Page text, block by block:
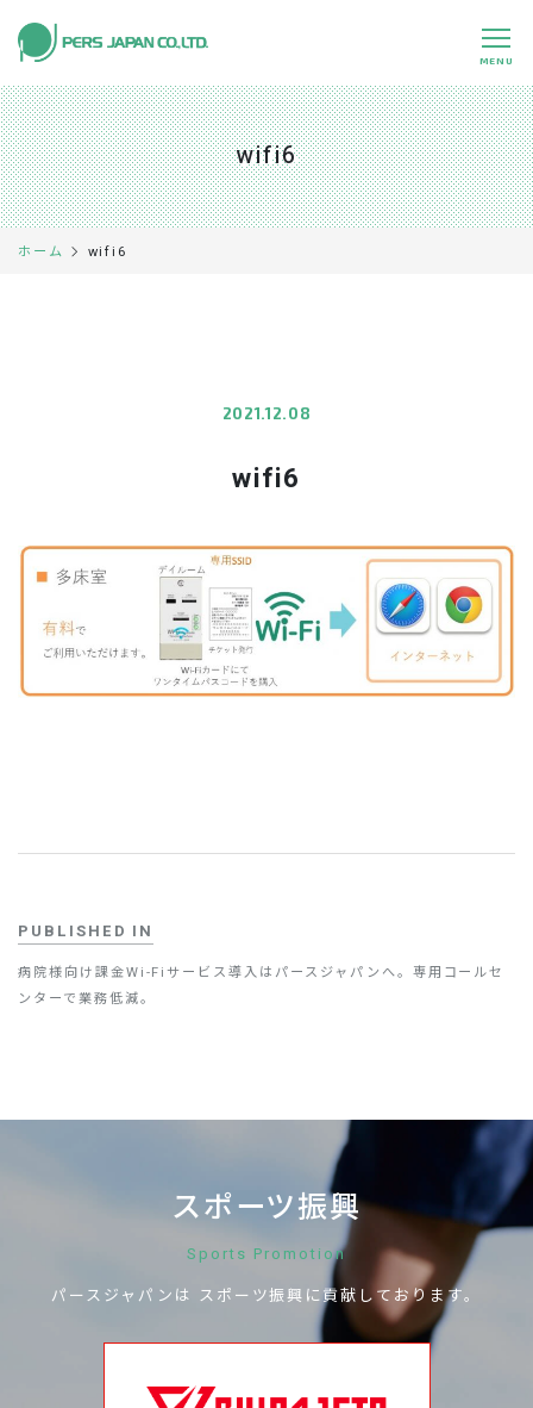
MENU
私たちの特長 About Us
事業内容 Business
0120-891-224
お問い合わせ
wifi6
ホーム wifi6
2021.12.08
wifi6
PUBLISHED IN
病院様向け課金Wi-Fiサービス導入はパースジャパンへ。専用コールセ
ンターで業務低減。
スポーツ振興
Sports Promotion
パースジャパンは スポーツ振興に貢献しております。